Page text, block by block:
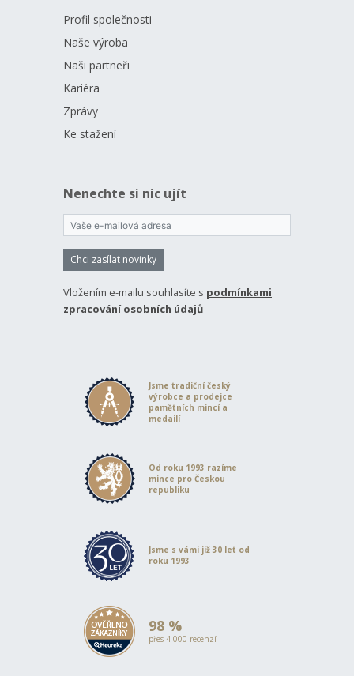
Profil společnosti
Naše výroba
Naši partneři
Kariéra
Zprávy
Ke stažení
Nenechte si nic ujít
Chci zasílat novinky
Vložením e-mailu souhlasíte s podmínkami
zpracování osobních údajů
Jsme tradiční český
výrobce a prodejce
pamětních mincí a
medailí
Od roku 1993 razíme
mince pro Českou
republiku
Jsme s vámi již 30 let od
roku 1993
98 %
přes 4 000 recenzí